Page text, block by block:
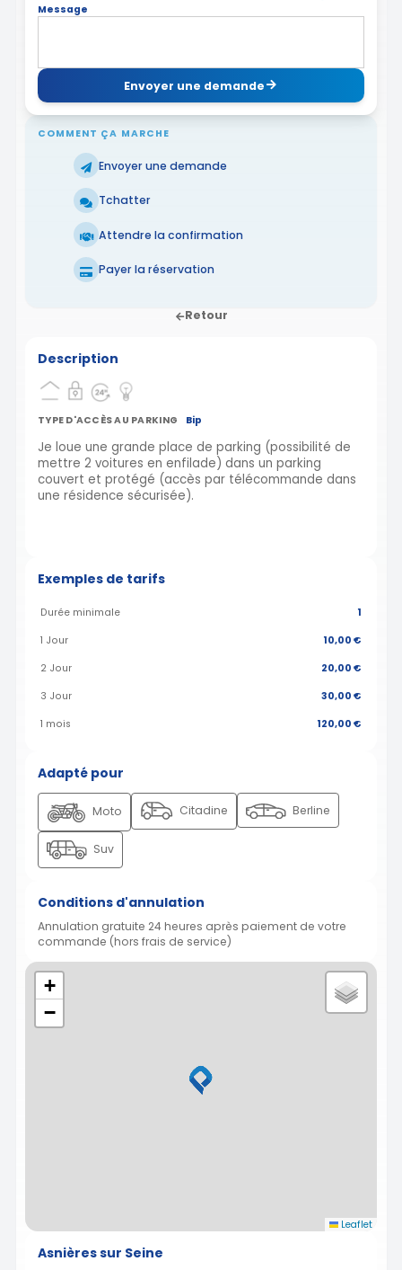
Message
Envoyer une demande
COMMENT ÇA MARCHE
Envoyer une demande
Tchatter
Attendre la confirmation
Payer la réservation
Retour
Description
TYPE D'ACCÈS AU PARKING Bip
Je loue une grande place de parking (possibilité de
mettre 2 voitures en enfilade) dans un parking
couvert et protégé (accès par télécommande dans
une résidence sécurisée).
Exemples de tarifs
Durée minimale 1
1 Jour 10,00 €
2 Jour 20,00 €
3 Jour 30,00 €
1 mois 120,00 €
Adapté pour
Moto Citadine Berline
Suv
Conditions d'annulation
Annulation gratuite 24 heures après paiement de votre
commande (hors frais de service)
+
−
Leaflet
Asnières sur Seine